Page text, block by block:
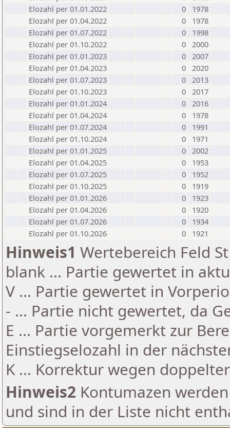
Elozahl per 01.01.2022
0
1978
Elozahl per 01.04.2022
0
1978
Elozahl per 01.07.2022
0
1998
Elozahl per 01.10.2022
0 2000
Elozahl per 01.01.2023
0 2007
Elozahl per 01.04.2023
0 2020
Elozahl per 01.07.2023
0 2013
Elozahl per 01.10.2023
0 2017
Elozahl per 01.01.2024
0 2016
Elozahl per 01.04.2024
0
1978
Elozahl per 01.07.2024
0
1991
Elozahl per 01.10.2024
0
1971
Elozahl per 01.01.2025
0 2002
Elozahl per 01.04.2025
0
1953
Elozahl per 01.07.2025
0
1952
Elozahl per 01.10.2025
0
1919
Elozahl per 01.01.2026
0
1923
Elozahl per 01.04.2026
0
1920
Elozahl per 01.07.2026
0
1934
Elozahl per 01.10.2026
0 1921
Hinweis1 Wertebereich Feld
blank ... Partie gewertet in
V ... Partie gewertet in
- ... Partie nicht gewertet, da
E ... Partie vorgemerkt zur
Einstiegselozahl in der
K ... Korrektur wegen
Hinweis2 Kontumazen
und sind in der Liste nicht